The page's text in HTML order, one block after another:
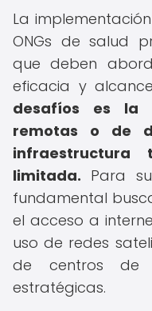
La
ONGs de salud
que deben
eficacia y
desafíos es la
remotas o de
infraestructura
limitada. Para
fundamental
el acceso a
uso de redes
de centros de
estratégicas.